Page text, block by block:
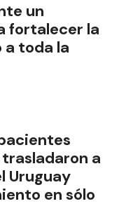
un
fortalecer la
toda la
a
Uruguay
en sólo